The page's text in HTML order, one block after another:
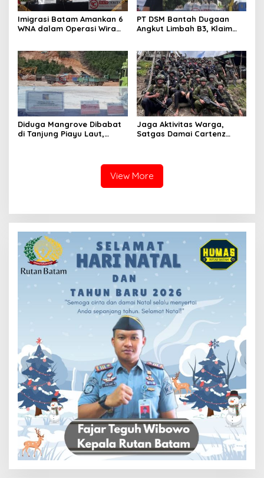
Imigrasi Batam Amankan 6
WNA dalam Operasi Wira
Keimigrasian
PT DSM Bantah Dugaan
Angkut Limbah B3, Klaim
Diduga Mangrove Dibabat
di Tanjung Piayu Laut,
Jaga Aktivitas Warga,
Satgas Damai Cartenz
View More